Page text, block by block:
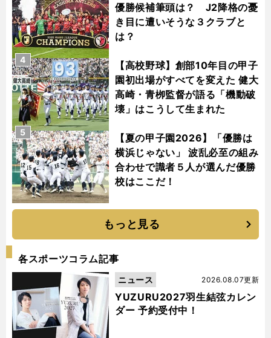
優勝候補筆頭は？ J2降格の憂
き目に遭いそうな３クラブと
は？
【高校野球】創部10年目の甲子
園初出場がすべてを変えた 健大
高崎・青栁監督が語る「機動破
壊」はこうして生まれた
4
【夏の甲子園2026】「優勝は
横浜じゃない」 波乱必至の組み
合わせで識者５人が選んだ優勝
校はここだ！
5
もっと見る
各スポーツコラム記事
YUZURU2027羽生結弦カレン
ダー 予約受付中！
2026.08.07更新
ニュース